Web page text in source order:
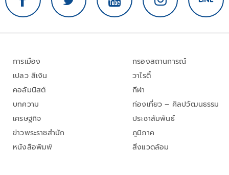
การเมือง
เปลว สีเงิน
คอลัมนิสต์
บทความ
เศรษฐกิจ
ข่าวพระราชสำนัก
หนังสือพิมพ์
กรองสถานการณ์
วาไรตี้
กีฬา
ท่องเที่ยว – ศิลปวัฒนธรรม
ประชาสัมพันธ์
ภูมิภาค
สิ่งแวดล้อม